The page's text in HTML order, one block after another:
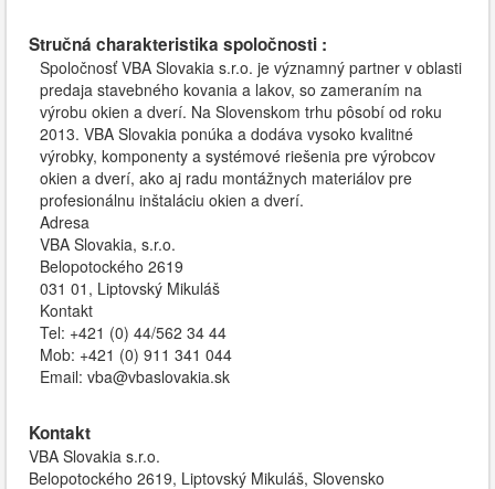
Stručná charakteristika spoločnosti :
Spoločnosť VBA Slovakia s.r.o. je významný partner v oblasti
predaja stavebného kovania a lakov, so zameraním na
výrobu okien a dverí. Na Slovenskom trhu pôsobí od roku
2013. VBA Slovakia ponúka a dodáva vysoko kvalitné
výrobky, komponenty a systémové riešenia pre výrobcov
okien a dverí, ako aj radu montážnych materiálov pre
profesionálnu inštaláciu okien a dverí.
Adresa
VBA Slovakia, s.r.o.
Belopotockého 2619
031 01, Liptovský Mikuláš
Kontakt
Tel: +421 (0) 44/562 34 44
Mob: +421 (0) 911 341 044
Email: vba@vbaslovakia.sk
Kontakt
VBA Slovakia s.r.o.
Belopotockého 2619, Liptovský Mikuláš, Slovensko